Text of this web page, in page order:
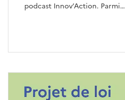
podcast Innov’Action. Parmi…